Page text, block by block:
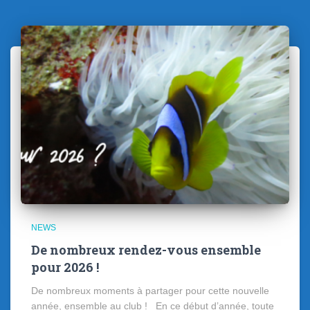
NEWS
De nombreux rendez-vous ensemble
pour 2026 !
De nombreux moments à partager pour cette nouvelle
année, ensemble au club ! En ce début d’année, toute